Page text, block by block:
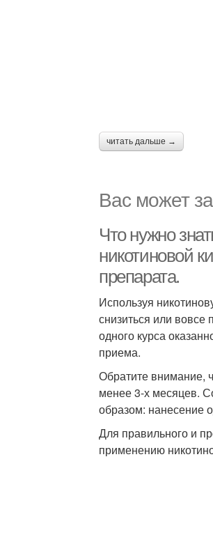
читать дальше →
Вас может
Что нужно
никотиновой
препарата.
Используя
снизиться или вовсе
одного курса
приема.
Обратите внимание,
менее 3-х месяцев.
образом: нанесение
Для правильного и
применению